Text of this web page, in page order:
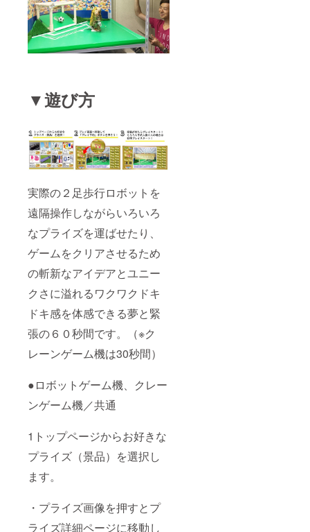
▼遊び方
実際の２足歩行ロボットを
遠隔操作しながらいろいろ
なプライズを運ばせたり、
ゲームをクリアさせるため
の斬新なアイデアとユニー
クさに溢れるワクワクドキ
ドキ感を体感できる夢と緊
張の６０秒間です。（※ク
レーンゲーム機は30秒間）
●ロボットゲーム機、クレー
ンゲーム機／共通
1トップページからお好きな
プライズ（景品）を選択し
ます。
・プライズ画像を押すとプ
ライズ詳細ページに移動し